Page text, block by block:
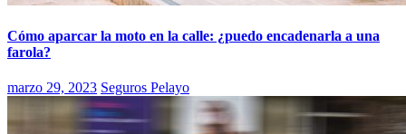
Cómo aparcar la moto en la calle: ¿puedo encadenarla a una
farola?
marzo 29, 2023 Seguros Pelayo